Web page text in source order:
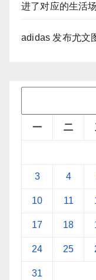
进了对应的生活
adidas 发布尤文
一 二
3 4
10 11
17 18
24 25
31